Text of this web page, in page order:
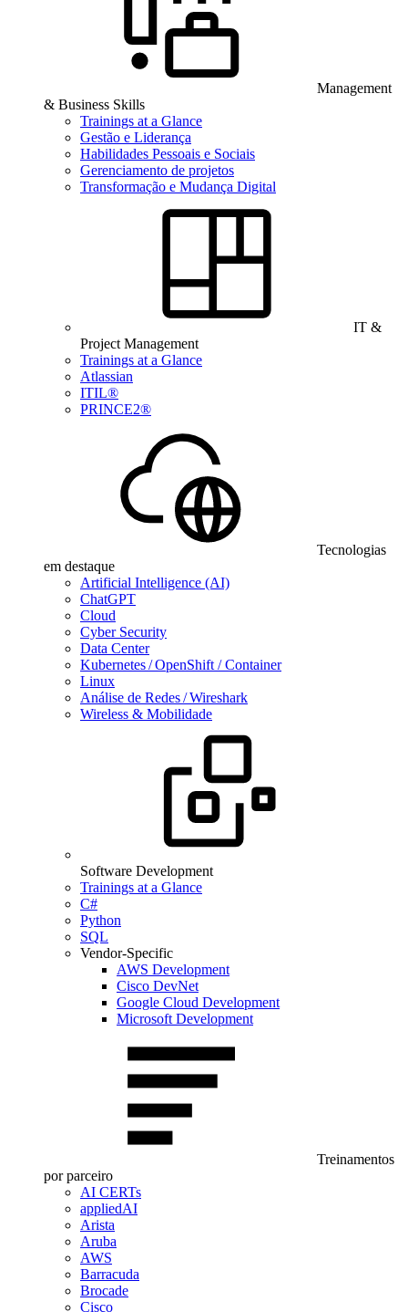
Management
& Business Skills
Trainings at a Glance
Gestão e Liderança
Habilidades Pessoais e Sociais
Gerenciamento de projetos
Transformação e Mudança Digital
IT &
Project Management
Trainings at a Glance
Atlassian
ITIL®
PRINCE2®
Tecnologias
em destaque
Artificial Intelligence (AI)
ChatGPT
Cloud
Cyber Security
Data Center
Kubernetes / OpenShift / Container
Linux
Análise de Redes / Wireshark
Wireless & Mobilidade
Software Development
Trainings at a Glance
C#
Python
SQL
Vendor-Specific
AWS Development
Cisco DevNet
Google Cloud Development
Microsoft Development
Treinamentos
por parceiro
AI CERTs
appliedAI
Arista
Aruba
AWS
Barracuda
Brocade
Cisco